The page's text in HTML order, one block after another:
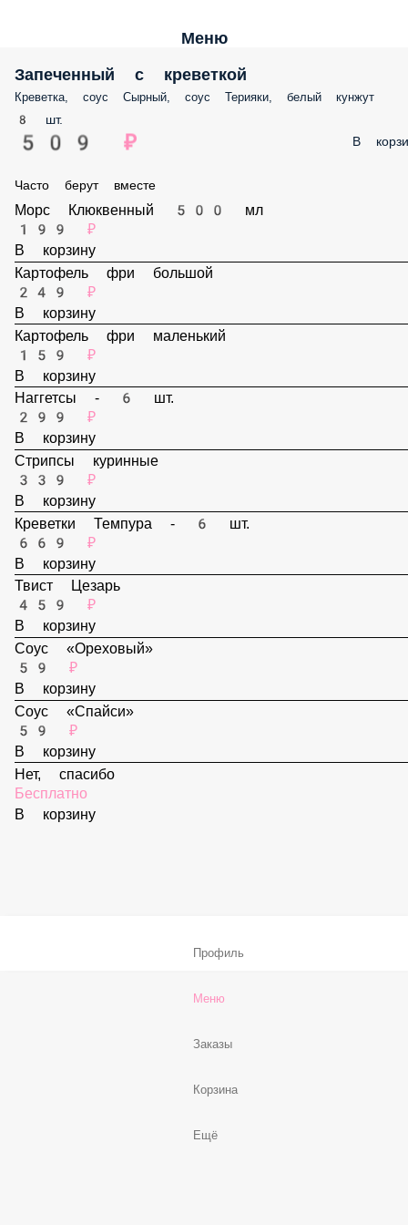
Меню
Запеченный с креветкой
Креветка, соус Сырный, соус Терияки, белый кунжут
8 шт.
509 ₽ В
Часто берут вместе
Морс Клюквенный 500 мл
199 ₽
В корзину
Картофель фри большой
249 ₽
В корзину
Картофель фри маленький
159 ₽
В корзину
Наггетсы - 6 шт.
299 ₽
В корзину
Стрипсы куринные
339 ₽
В корзину
Креветки Темпура - 6 шт.
669 ₽
В корзину
Твист Цезарь
459 ₽
В корзину
Соус «Ореховый»
59 ₽
В корзину